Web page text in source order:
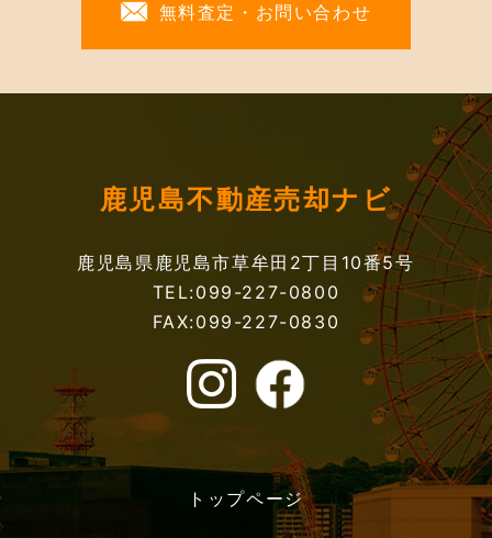
無料査定・お問い合わせ
鹿児島不動産売却ナビ
鹿児島県鹿児島市草牟田2丁目10番5号
TEL:099-227-0800
FAX:099-227-0830
トップページ